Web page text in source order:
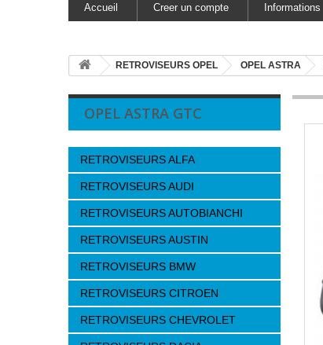
Accueil Creer un compte Informations
RETROVISEURS OPEL OPEL ASTRA
OPEL ASTRA GTC
RETROVISEURS ALFA
RETROVISEURS AUDI
RETROVISEURS AUTOBIANCHI
RETROVISEURS AUSTIN
RETROVISEURS BMW
RETROVISEURS CITROEN
RETROVISEURS CHEVROLET